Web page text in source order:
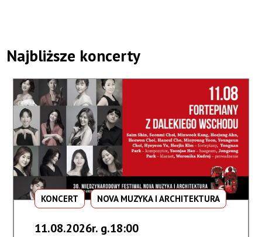
Najbliższe koncerty
KONCERT NOVA MUZYKA I ARCHITEKTURA
11.08.2026r. g.18:00